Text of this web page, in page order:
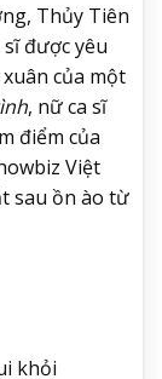
Thủy Tiên
được yêu
của một
, nữ ca sĩ
điểm của
Việt
sau ồn ào từ
khỏi